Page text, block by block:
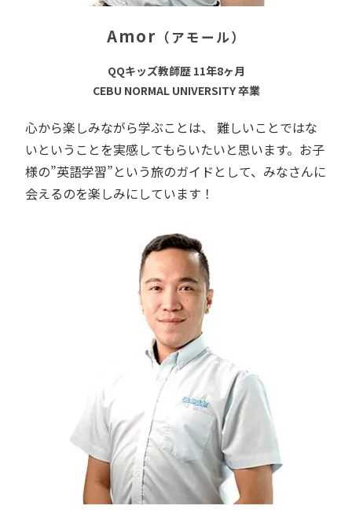
Amor （アモール）
QQキッズ教師歴 11年8ヶ月
CEBU NORMAL UNIVERSITY 卒業
心から楽しみながら学ぶことは、 難しいことではな
いということを実感してもらいたいと思います。お子
様の”英語学習”という旅のガイドとして、みなさんに
会えるのを楽しみにしています！